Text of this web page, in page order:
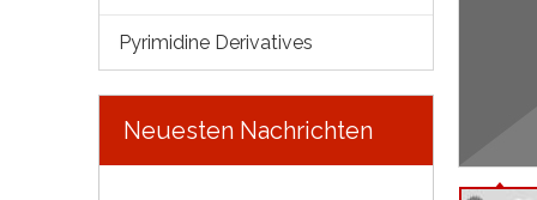
Pyrimidine Derivatives
Neuesten Nachrichten